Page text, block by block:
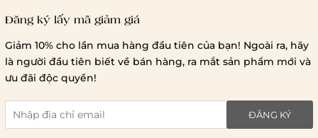
Lưu ý chung về chính sách vận chuyển
1 triệu đồng
giao hàng trong ngày
giao hàng tiêu chuẩn
miễn phí ship
toàn quốc.
Đăng ký lấy mã giảm giá
Giảm 10% cho lần mua hàng đầu tiên của bạn! Ngoài ra, hãy
là người đầu tiên biết về bán hàng, ra mắt sản phẩm mới và
ưu đãi độc quyền!
ĐĂNG KÝ